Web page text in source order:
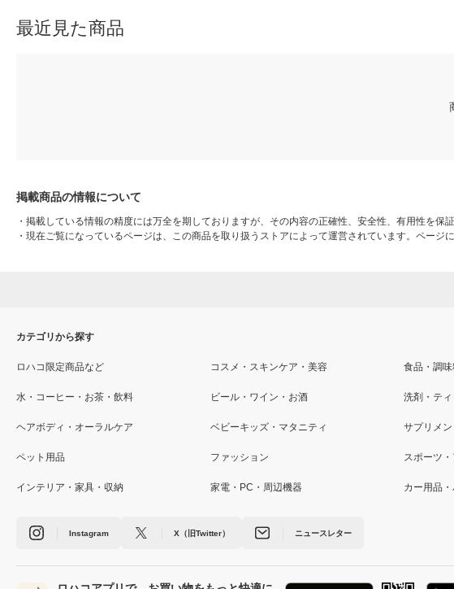
最近見た商品
掲載商品の情報について
・ 掲載している情報の精度には万全を期しておりますが、その内容の正確性、安全性、有用性を保
・ 現在ご覧になっているページは、この商品を取り扱うストアによって運営されています。ペー
カテゴリから探す
ロハコ限定商品など コスメ・スキンケア・美容 食品・調
水・コーヒー・お茶・飲料 ビール・ワイン・お酒 洗剤・テ
ヘアボディ・オーラルケア ベビーキッズ・マタニティ サプリメ
ペット用品 ファッション スポーツ
インテリア・家具・収納 家電・PC・周辺機器 カー用品
Instagram X（旧Twitter） ニュースレター